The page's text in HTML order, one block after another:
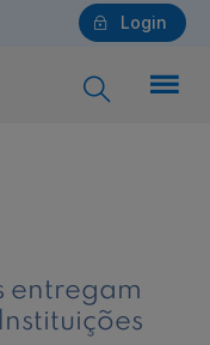
Login
entregam